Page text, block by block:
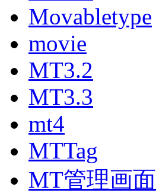
Movabletype
movie
MT3.2
MT3.3
mt4
MTTag
MT管理画面